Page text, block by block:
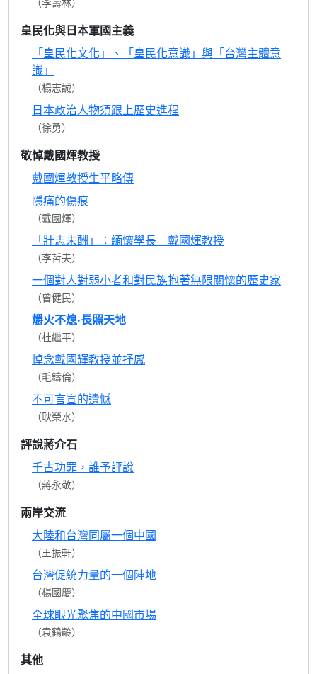
皇民化與日本軍國主義
「皇民化文化」、「皇民化意識」與「台灣主體意
識」
（楊志誠）
日本政治人物須跟上歷史進程
（徐勇）
敬悼戴國煇教授
戴國煇教授生平略傳
隱痛的傷痕
（戴國煇）
「壯志未酬」：緬懷學長 戴國煇教授
（李哲夫）
一個對人對弱小者和對民族抱著無限關懷的歷史家
（曾健民）
爝火不熄‧長照天地
（杜繼平）
悼念戴國輝教授並抒感
（毛鑄倫）
不可言宣的遺憾
（耿榮水）
評說蔣介石
千古功罪，誰予評說
（蔣永敬）
兩岸交流
大陸和台灣同屬一個中國
（王振軒）
台灣促統力量的一個陣地
（楊國慶）
全球眼光聚焦的中國市場
（袁鶴齡）
其他